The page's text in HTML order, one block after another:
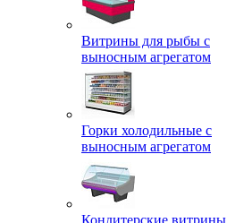
Витрины для рыбы с
выносным агрегатом
Горки холодильные с
выносным агрегатом
Кондитерские витрины